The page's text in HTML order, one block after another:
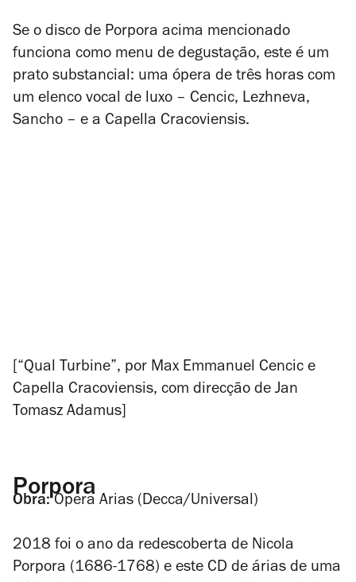
Se o disco de Porpora acima mencionado
funciona como menu de degustação, este é um
prato substancial: uma ópera de três horas com
um elenco vocal de luxo – Cencic, Lezhneva,
Sancho – e a Capella Cracoviensis.
[“Qual Turbine”, por Max Emmanuel Cencic e
Capella Cracoviensis, com direcção de Jan
Tomasz Adamus]
Porpora
Obra: Opera Arias (Decca/Universal)
2018 foi o ano da redescoberta de Nicola
Porpora (1686-1768) e este CD de árias de uma